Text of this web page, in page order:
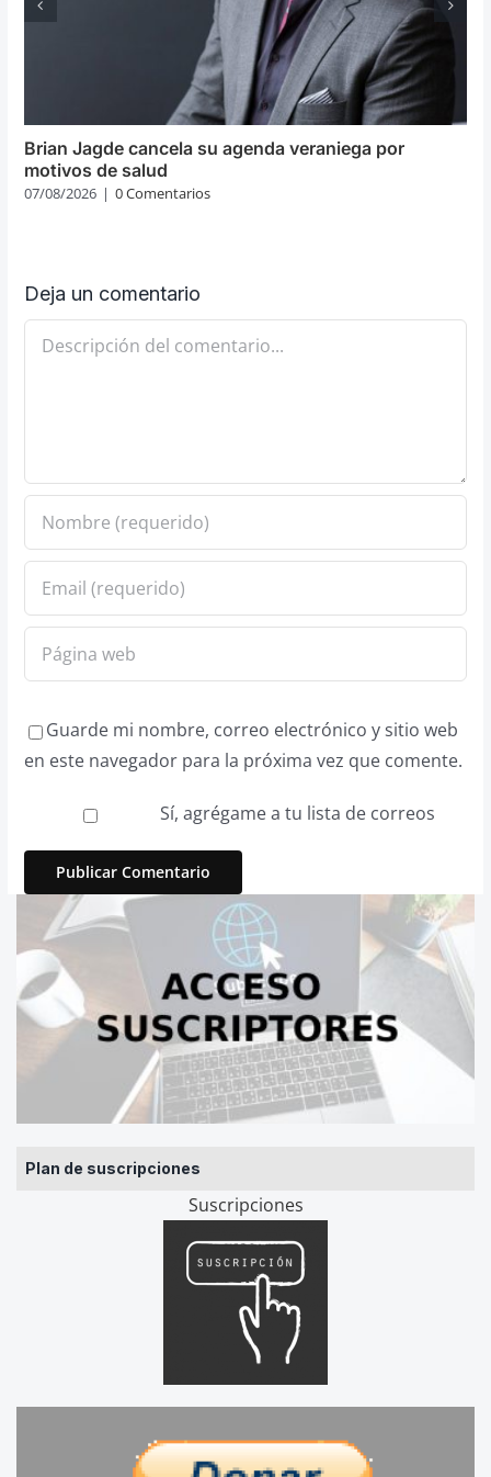
Plan de suscripciones
Suscripciones
Brian Jagde cancela su agenda veraniega por
motivos de salud
07/08/2026 | 0 Comentarios
Deja un comentario
Comentario
Guarde mi nombre, correo electrónico y sitio web
en este navegador para la próxima vez que comente.
Sí, agrégame a tu lista de correos